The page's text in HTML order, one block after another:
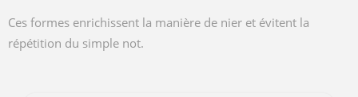
Ces formes enrichissent la manière de nier et évitent la
répétition du simple not.